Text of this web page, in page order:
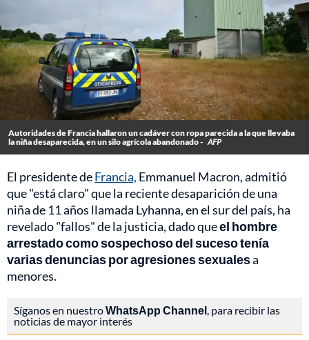
Autoridades de Francia hallaron un cadáver con ropa parecida a la que llevaba
la niña desaparecida, en un silo agrícola abandonado - AFP
El presidente deFrancia, Emmanuel Macron, admitió
que "está claro" que la reciente desaparición de una
niña de 11 años llamada Lyhanna, en el sur del país, ha
revelado "fallos" de la justicia, dado queel hombre
arrestado como sospechoso del suceso tenía
varias denuncias por agresiones sexualesa
menores.
Síganos en nuestroWhatsApp Channel, para recibir las
noticias de mayor interés